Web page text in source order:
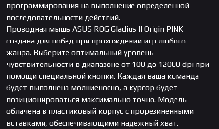
программирования на выполнение определенной
последовательности действий.
Проводная мышь ASUS ROG Gladius II Origin PINK
создана для побед при прохождении игр любого
жанра. Выберите оптимальный уровень
чувствительности в диапазоне от 100 до 12000 dpi при
помощи специальной кнопки. Каждая ваша команда
будет выполнена молниеносно, а курсор будет
позиционироваться максимально точно. Модель
облачена в пластиковый корпус с прорезиненными
вставками, обеспечивающими надежный хват.